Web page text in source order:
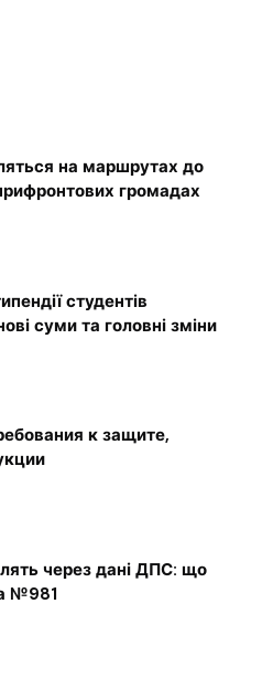
на маршрутах до
громадах
студентів
суми та головні зміни
к защите,
через дані ДПС: що
№981